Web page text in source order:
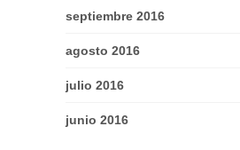
septiembre 2016
agosto 2016
julio 2016
junio 2016